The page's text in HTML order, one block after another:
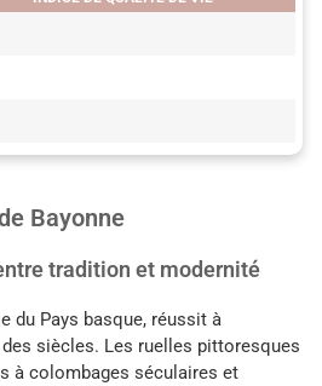
Bayonne
tradition et modernité
du Pays basque, réussit à
siècles. Les ruelles pittoresques
à colombages séculaires et